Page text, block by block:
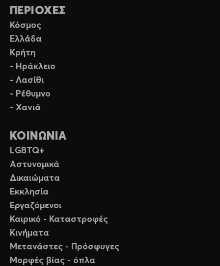
ΠΕΡΙΟΧΕΣ
Κόσμος
Ελλάδα
Κρήτη
- Ηράκλειο
- Λασίθι
- Ρέθυμνο
- Χανιά
ΚΟΙΝΩΝΙΑ
LGBTQ+
Αστυνομικά
Δικαιώματα
Εκκλησία
Εργαζόμενοι
Καιρικό - Καταστροφές
Κινήματα
Μετανάστες - Πρόσφυγες
Μορφές βίας - όπλα